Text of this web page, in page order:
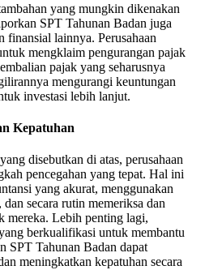
yang mungkin dikenakan
SPT Tahunan Badan juga
finansial lainnya. Perusahaan
mengklaim pengurangan pajak
pajak yang seharusnya
mengurangi keuntungan
investasi lebih lanjut.
Kepatuhan
disebutkan di atas, perusahaan
pencegahan yang tepat. Hal ini
yang akurat, menggunakan
secara rutin memeriksa dan
mereka. Lebih penting lagi,
berkualifikasi untuk membantu
SPT Tahunan Badan dapat
meningkatkan kepatuhan secara